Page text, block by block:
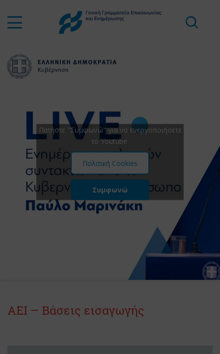
Πατήστε "Συμφωνώ" για να ενεργοποιήσετε
το Youtube
Πολιτική Cookies
Συμφωνώ
ΑΕΙ – Βάσεις εισαγωγής